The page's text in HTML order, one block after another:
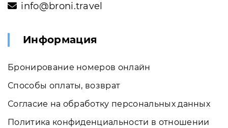
info@broni.travel
Информация
Бронирование номеров онлайн
Способы оплаты, возврат
Согласие на обработку персональных данных
Политика конфиденциальности в отношении